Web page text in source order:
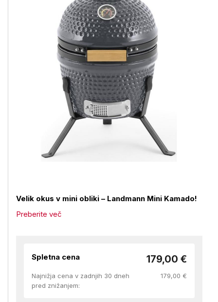
Velik okus v mini obliki – Landmann Mini Kamado!
Preberite več
Spletna cena 179,00 €
Najnižja cena v zadnjih 30 dneh
pred znižanjem:
179,00 €